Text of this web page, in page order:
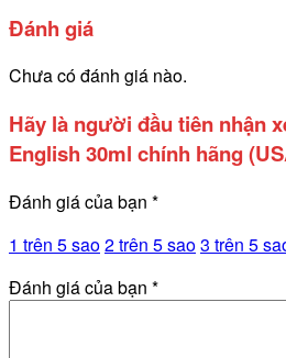
Đánh giá
Chưa có đánh giá nào.
Hãy là người đầu tiên nhận
English 30ml chính hãng
Đánh giá của bạn *
1 trên 5 sao2 trên 5 sao3 trên 5
Đánh giá của bạn *